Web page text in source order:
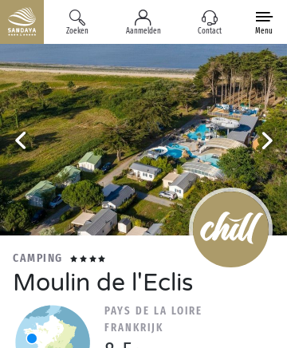
Zoeken Aanmelden Contact Menu
CAMPING
Moulin de l'Eclis
PAYS DE LA LOIRE
FRANKRIJK